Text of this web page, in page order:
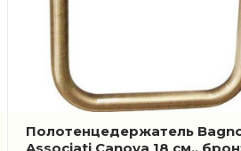
Полотенцедержатель
Associati Canova 18 см.,